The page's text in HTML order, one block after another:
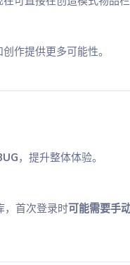
作提供更多可能性。
，提升整体体验。
，首次登录时可能需要手